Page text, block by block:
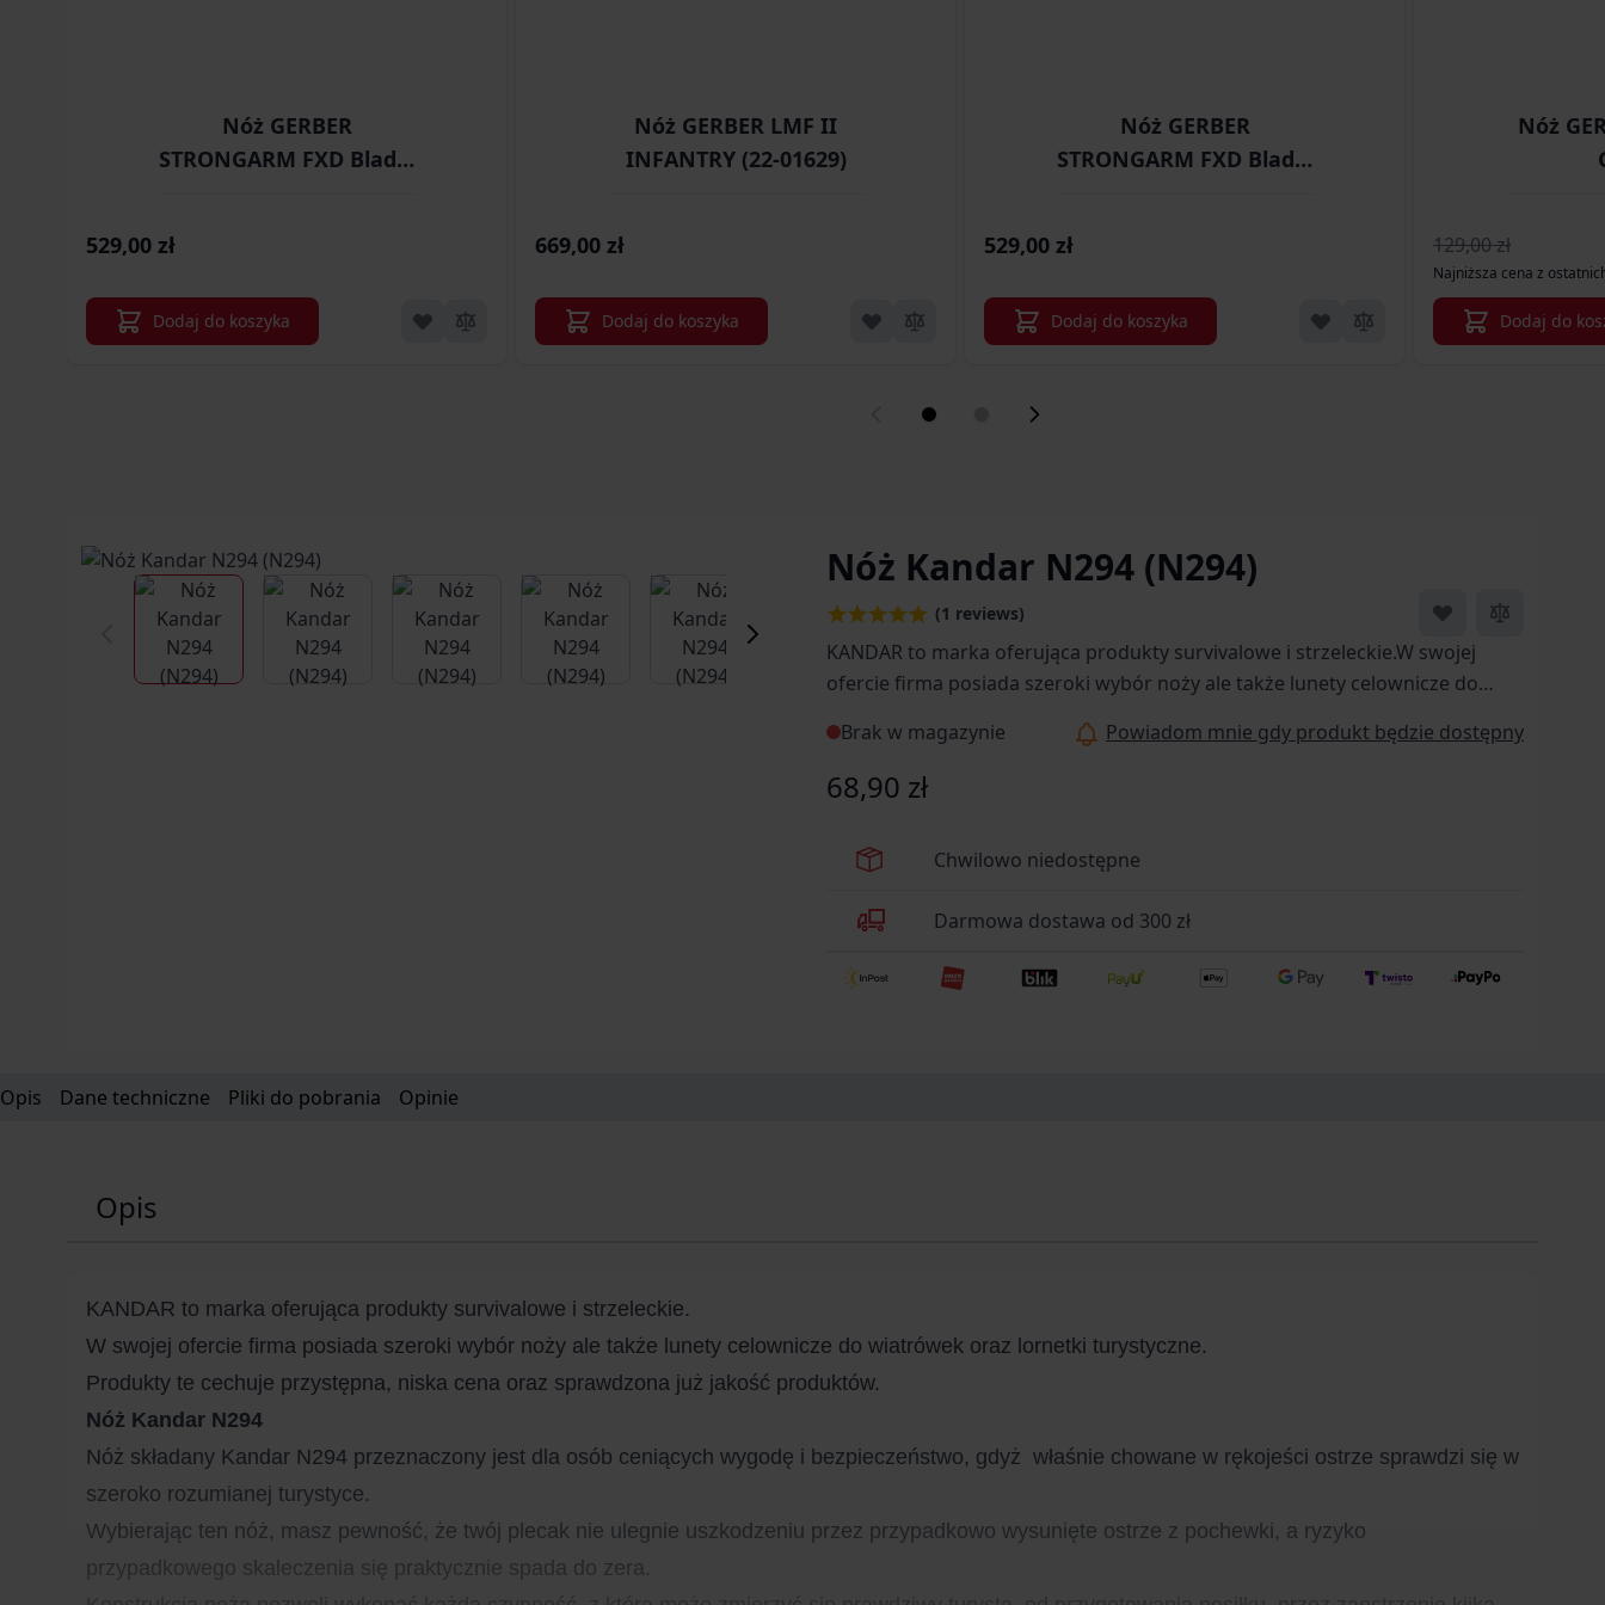
Nóż GERBER
STRONGARM FXD Blade,
529,00 zł
Dodaj do koszyka
Nóż GERBER LMF II
INFANTRY (22-01629)
669,00 zł
Dodaj do koszyka
Nóż GERBER
STRONGARM FXD Blade,
529,00 zł
Dodaj do koszyka
Nóż
129,00 zł
Najniższa cena z
Dodaj do
Nóż Kandar N294 (N294)
(1 reviews)
View larger imageView larger imageView larger imageView larger imageView larger imageView larger imageView larger imageView larger imageView larger image
KANDAR to marka oferująca produkty survivalowe i strzeleckie.W swojej
ofercie firma posiada szeroki wybór noży ale także lunety celownicze do
cena oraz sprawdzona już jakość produktów.
Brak w magazynie Powiadom mnie gdy produkt będzie dostępny
68,90 zł
Chwilowo niedostępne
Darmowa dostawa od 300 zł
Opis Dane techniczne Pliki do pobrania Opinie
Opis
KANDAR to marka oferująca produkty survivalowe i strzeleckie.
W swojej ofercie firma posiada szeroki wybór noży ale także lunety celownicze do wiatrówek oraz lornetki turystyczne.
Produkty te cechuje przystępna, niska cena oraz sprawdzona już jakość produktów.
Nóż Kandar N294
Nóż składany Kandar N294 przeznaczony jest dla osób ceniących wygodę i bezpieczeństwo, gdyż właśnie chowane w rękojeści ostrze sprawdzi się w
szeroko rozumianej turystyce.
Wybierając ten nóż, masz pewność, że twój plecak nie ulegnie uszkodzeniu przez przypadkowo wysunięte ostrze z pochewki, a ryzyko
przypadkowego skaleczenia się praktycznie spada do zera.